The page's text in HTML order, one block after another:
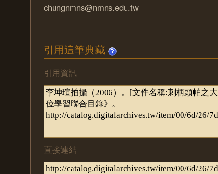
chungnmns@nmns.edu.tw
引用這筆典藏
引用資訊
直接連結